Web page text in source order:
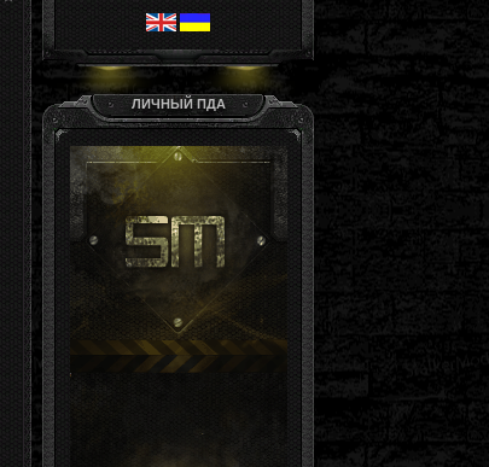
ЛИЧНЫЙ ПДА
Гость, ты здесь -й день
Группа: Гости